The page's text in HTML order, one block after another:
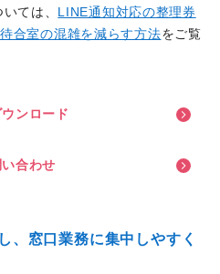
ては、 LINE通知対応の整理券
合室の混雑を減らす方法をご覧
ウ ン ロ ー ド
い合わせ
、窓口業務に集中しやすく